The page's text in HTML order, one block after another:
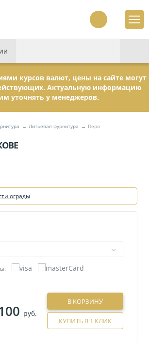
курсов валют, цены на сайте могут
Актуальную информацию
уточнять у менеджеров.
Литьевая фурнитура Перо
ограды
руб.
В КОРЗИНУ
КУПИТЬ В 1 КЛИК